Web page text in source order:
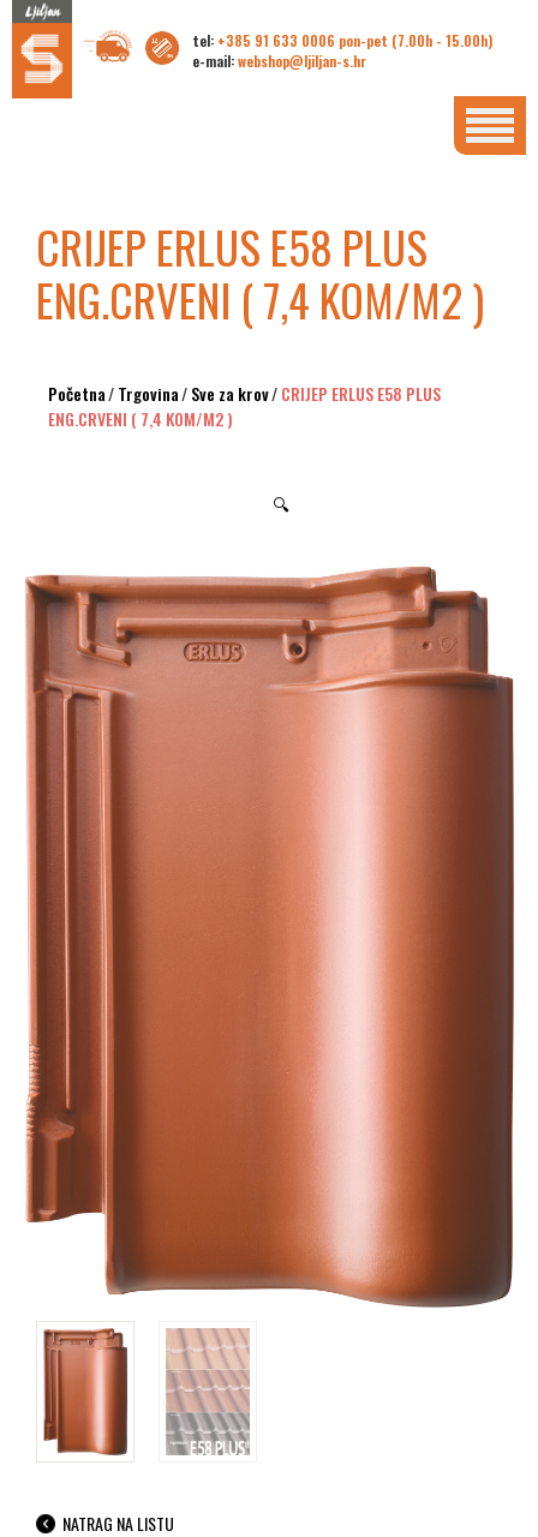
tel: +385 91 633 0006 pon-pet (7.00h - 15.00h)
e-mail:webshop@ljiljan-s.hr
CRIJEP ERLUS E58 PLUS
ENG.CRVENI ( 7,4 KOM/M2 )
Početna/Trgovina/Sve za krov/CRIJEP ERLUS E58 PLUS
ENG.CRVENI ( 7,4 KOM/M2 )
🔍
NATRAG NA LISTU